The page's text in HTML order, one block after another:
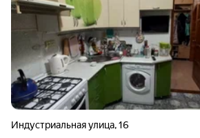
Индустриальная улица,16